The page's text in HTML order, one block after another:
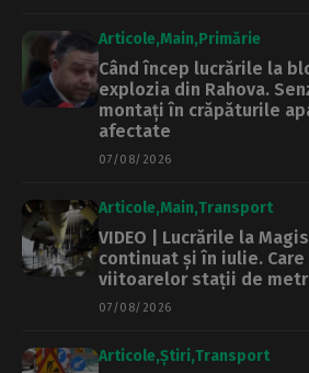
Articole Main Primărie
Când încep lucrările la
explozia din Rahova.
montați în crăpăturile
afectate
07/08/2026
Articole Main Transport
VIDEO | Lucrările la
continuat și în iulie.
viitoarelor stații de
07/08/2026
Articole Știri Transport